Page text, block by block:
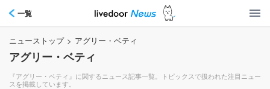
一覧
ニューストップ > アグリー・ベティ
アグリー・ベティ
『アグリー・ベティ』に関するニュース記事一覧。トピックスで扱われた注目ニュー
スを掲載しています。